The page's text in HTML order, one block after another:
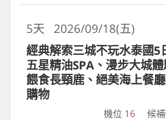
2026/09/18(五)
5天
經典解索三城不玩水泰國5
五星精油SPA、漫步大城
餵食長頸鹿、絕美海上餐
購物
機位 16 候補